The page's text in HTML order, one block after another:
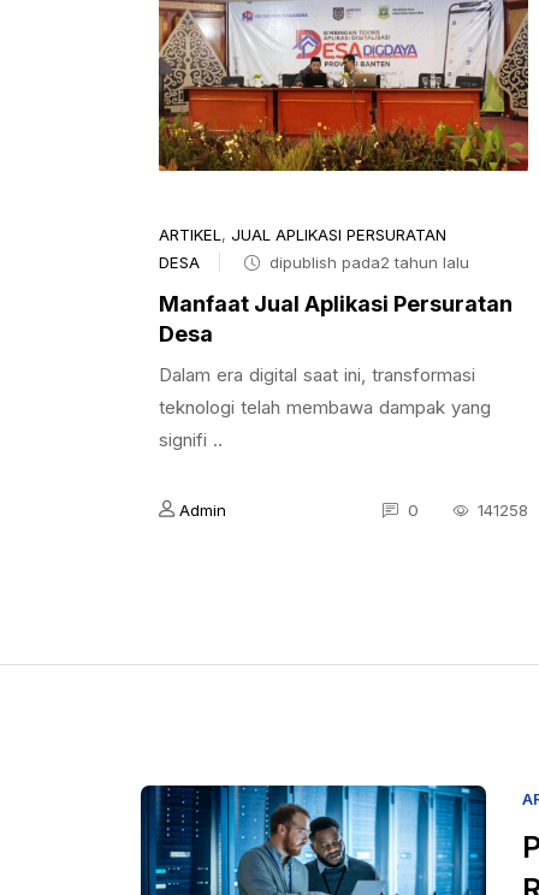
ARTIKEL , JUAL APLIKASI PERSURATAN
DESA
dipublish pada2 tahun lalu
Manfaat Jual Aplikasi Persuratan
Desa
Dalam era digital saat ini, transformasi
teknologi telah membawa dampak yang
signifi ..
Admin 0 141258